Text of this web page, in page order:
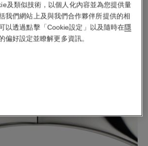
石，總重約0.97克拉
主鑽，重約0.30克拉，GIA認證
有些微差異**
及類似技術，以個人化內容並為您提供量
我們網站上及與我們合作夥伴所提供的相
以透過點擊「Cookie設定」以及隨時在隱
偏好設定並瞭解更多資訊。